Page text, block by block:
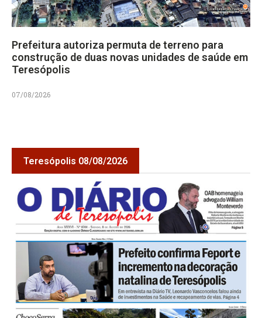
Prefeitura autoriza permuta de terreno para
construção de duas novas unidades de saúde em
Teresópolis
07/08/2026
Teresópolis 08/08/2026